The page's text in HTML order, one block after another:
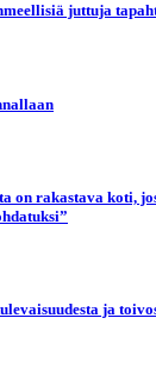
juttuja
on rakastava koti,
ja